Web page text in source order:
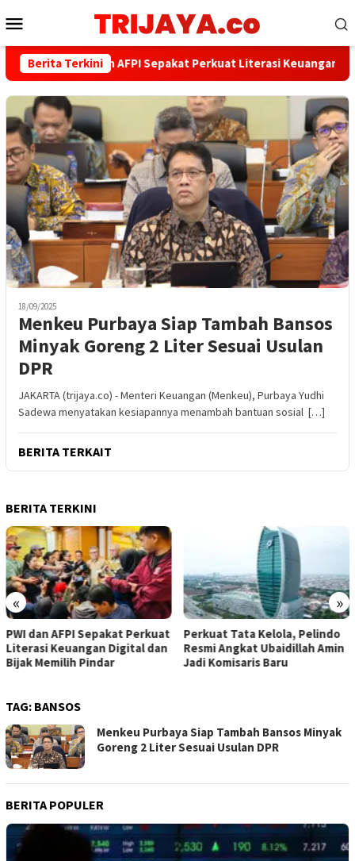
ke
Mobile
Berita Terkini
PWI dan AFPI Sepakat Perkuat Literasi Keuangan
18/09/2025
Menkeu Purbaya Siap Tambah Bansos
Minyak Goreng 2 Liter Sesuai Usulan
DPR
JAKARTA (trijaya.co) - Menteri Keuangan (Menkeu), Purbaya Yudhi
Sadewa menyatakan kesiapannya menambah bantuan sosial […]
BERITA TERKAIT
BERITA TERKINI
« »
PWI dan AFPI Sepakat Perkuat
Literasi Keuangan Digital dan
Bijak Memilih Pindar
​Perkuat Tata Kelola, Pelindo
Resmi Angkat Ubaidillah Amin
Jadi Komisaris Baru
TAG: BANSOS
Menkeu Purbaya Siap Tambah Bansos Minyak
Goreng 2 Liter Sesuai Usulan DPR
BERITA POPULER